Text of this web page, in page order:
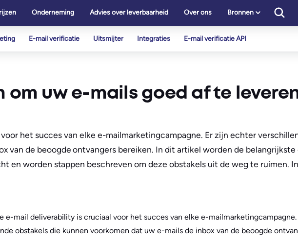
Onderneming Advies over leverbaarheid Over ons Bronnen
E-mail verificatie Uitsmijter Integraties E-mail verificatie API
om uw e-mails goed af te
het succes van elke e-mailmarketingcampagne. Er zijn echter
van de beoogde ontvangers bereiken. In dit artikel worden de belangrijkste
en worden stappen beschreven om deze obstakels uit de weg te ruimen.
e-mail deliverability is cruciaal voor het succes van elke e-
obstakels die kunnen voorkomen dat uw e-mails de inbox van de beoogde